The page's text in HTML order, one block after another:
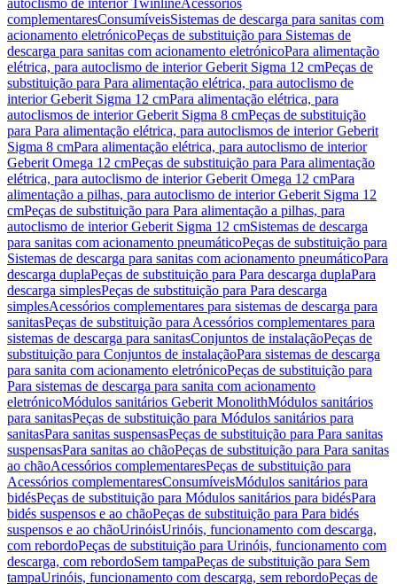
autoclismo de interior TwinlineAcessórios
complementaresConsumíveisSistemas de descarga para sanitas com
acionamento eletrónicoPeças de substituição para Sistemas de
descarga para sanitas com acionamento eletrónicoPara alimentação
elétrica, para autoclismo de interior Geberit Sigma 12 cmPeças de
substituição para Para alimentação elétrica, para autoclismo de
interior Geberit Sigma 12 cmPara alimentação elétrica, para
autoclismos de interior Geberit Sigma 8 cmPeças de substituição
para Para alimentação elétrica, para autoclismos de interior Geberit
Sigma 8 cmPara alimentação elétrica, para autoclismo de interior
Geberit Omega 12 cmPeças de substituição para Para alimentação
elétrica, para autoclismo de interior Geberit Omega 12 cmPara
alimentação a pilhas, para autoclismo de interior Geberit Sigma 12
cmPeças de substituição para Para alimentação a pilhas, para
autoclismo de interior Geberit Sigma 12 cmSistemas de descarga
para sanitas com acionamento pneumáticoPeças de substituição para
Sistemas de descarga para sanitas com acionamento pneumáticoPara
descarga duplaPeças de substituição para Para descarga duplaPara
descarga simplesPeças de substituição para Para descarga
simplesAcessórios complementares para sistemas de descarga para
sanitasPeças de substituição para Acessórios complementares para
sistemas de descarga para sanitasConjuntos de instalaçãoPeças de
substituição para Conjuntos de instalaçãoPara sistemas de descarga
para sanita com acionamento eletrónicoPeças de substituição para
Para sistemas de descarga para sanita com acionamento
eletrónicoMódulos sanitários Geberit MonolithMódulos sanitários
para sanitasPeças de substituição para Módulos sanitários para
sanitasPara sanitas suspensasPeças de substituição para Para sanitas
suspensasPara sanitas ao chãoPeças de substituição para Para sanitas
ao chãoAcessórios complementaresPeças de substituição para
Acessórios complementaresConsumíveisMódulos sanitários para
bidésPeças de substituição para Módulos sanitários para bidésPara
bidés suspensos e ao chãoPeças de substituição para Para bidés
suspensos e ao chãoUrinóisUrinóis, funcionamento com descarga,
com rebordoPeças de substituição para Urinóis, funcionamento com
descarga, com rebordoSem tampaPeças de substituição para Sem
tampaUrinóis, funcionamento com descarga, sem rebordoPeças de